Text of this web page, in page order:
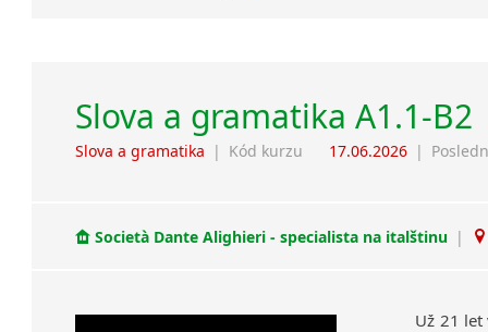
Slova a gramatika A1.1-B2
Slova a gramatika | Kód kurzu 17.06.2026 |
Società Dante Alighieri - specialista na italštinu |
Už 21 let